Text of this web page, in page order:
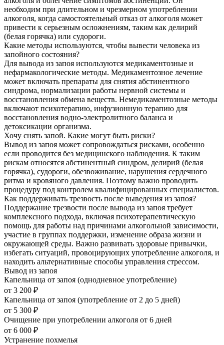
необходим при длительном и чрезмерном употреблении
алкоголя, когда самостоятельный отказ от алкоголя может
привести к серьезным осложнениям, таким как делирий
(белая горячка) или судороги.
Какие методы используются, чтобы вывести человека из
запойного состояния?
Для вывода из запоя используются медикаментозные и
нефармакологические методы. Медикаментозное лечение
может включать препараты для снятия абстинентного
синдрома, нормализации работы нервной системы и
восстановления обмена веществ. Немедикаментозные методы
включают психотерапию, инфузионную терапию для
восстановления водно-электролитного баланса и
детоксикации организма.
Хочу снять запой. Какие могут быть риски?
Вывод из запоя может сопровождаться рисками, особенно
если проводится без медицинского наблюдения. К таким
рискам относятся абстинентный синдром, делирий (белая
горячка), судороги, обезвоживание, нарушения сердечного
ритма и кровяного давления. Поэтому важно проводить
процедуру под контролем квалифицированных специалистов.
Как поддерживать трезвость после выведения из запоя?
Поддержание трезвости после вывода из запоя требует
комплексного подхода, включая психотерапевтическую
помощь для работы над причинами алкогольной зависимости,
участие в группах поддержки, изменение образа жизни и
окружающей среды. Важно развивать здоровые привычки,
избегать ситуаций, провоцирующих употребление алкоголя, и
находить альтернативные способы управления стрессом.
Вывод из запоя
Капельница от запоя (однодневное употребление)
от 3 200 ₽
Капельница от запоя (употребление от 2 до 5 дней)
от 5 300 ₽
Очищение при употреблении алкоголя от 6 дней
от 6 000 ₽
Устранение похмелья